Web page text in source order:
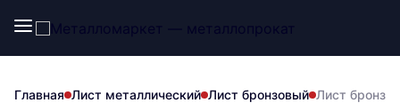
Главная Лист металлический Лист бронзовый Лист